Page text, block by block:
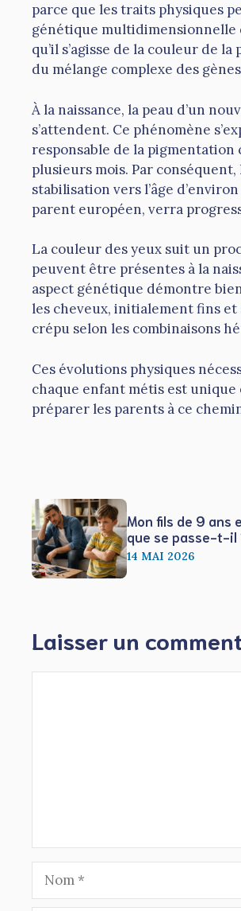
parce que les traits physiques
génétique multidimensionnelle
qu’il s’agisse de la couleur de
du mélange complexe des
À la naissance, la peau d’un
s’attendent. Ce phénomène
responsable de la pigmentation
plusieurs mois. Par
stabilisation vers l’âge
parent européen, verra
La couleur des yeux suit un
peuvent être présentes à la
aspect génétique démontre
les cheveux, initialement fins et
crépu selon les combinaisons
Ces évolutions physiques
chaque enfant métis est unique
préparer les parents à ce
Mon fils de 9 ans
que se passe-t-il
14 MAI 2026
Laisser un